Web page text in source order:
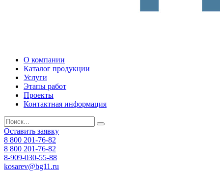
О компании
Каталог продукции
Услуги
Этапы работ
Проекты
Контактная информация
Оставить заявку
8 800 201-76-82
8 800 201-76-82
8-909-030-55-88
kosarev@bg11.ru